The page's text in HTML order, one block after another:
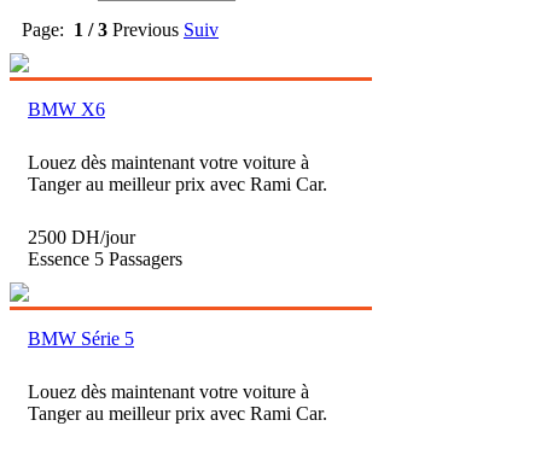
Page: 1 / 3 Previous Suiv
BMW X6
Louez dès maintenant votre voiture à
Tanger au meilleur prix avec Rami Car.
2500 DH/jour
Essence 5 Passagers
BMW Série 5
Louez dès maintenant votre voiture à
Tanger au meilleur prix avec Rami Car.